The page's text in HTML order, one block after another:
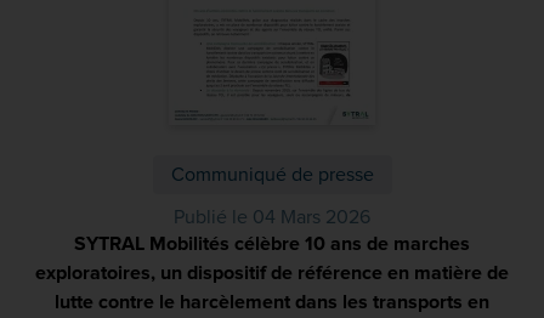
Communiqué de presse
Publié le 04 Mars 2026
SYTRAL Mobilités célèbre 10 ans de marches
exploratoires, un dispositif de référence en matière de
lutte contre le harcèlement dans les transports en